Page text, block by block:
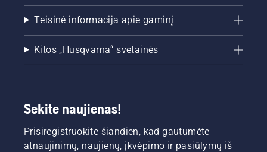
Teisinė informacija apie gaminį
Kitos „Husqvarna“ svetainės
Sekite naujienas!
Prisiregistruokite šiandien, kad gautumėte
atnaujinimų, naujienų, įkvėpimo ir pasiūlymų iš